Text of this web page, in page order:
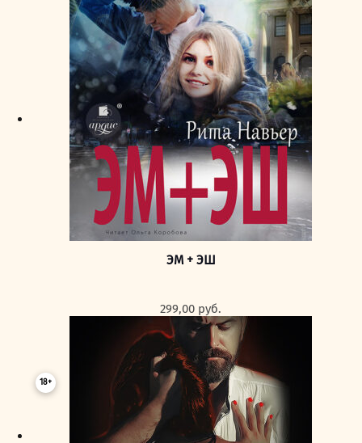
ЭМ + ЭШ
299,00 руб.
18+